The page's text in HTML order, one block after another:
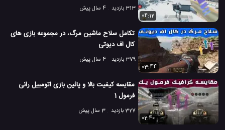
313 بازدید
4 سال پیش
04:12
تکامل سلاح ماشین مرگ، در مجموعه بازی های
کال اف دیوتی
379 بازدید
4 سال پیش
03:44
مقایسه کیفیت بالا و پائین بازی اتومبیل رانی
فرمول 1
327 بازدید
3 سال پیش
02:40